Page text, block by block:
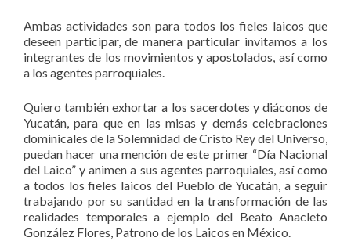
Ambas actividades son para todos los fieles laicos que
deseen participar, de manera particular invitamos a los
integrantes de los movimientos y apostolados, así como
a los agentes parroquiales.
Quiero también exhortar a los sacerdotes y diáconos de
Yucatán, para que en las misas y demás celebraciones
dominicales de la Solemnidad de Cristo Rey del Universo,
puedan hacer una mención de este primer “Día Nacional
del Laico” y animen a sus agentes parroquiales, así como
a todos los fieles laicos del Pueblo de Yucatán, a seguir
trabajando por su santidad en la transformación de las
realidades temporales a ejemplo del Beato Anacleto
González Flores, Patrono de los Laicos en México.